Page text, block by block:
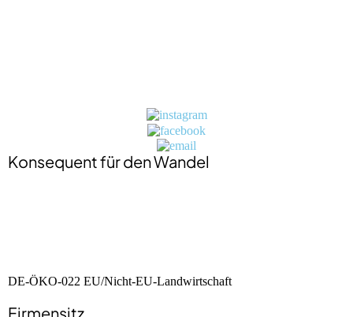
Konsequent für den Wandel
DE-ÖKO-022 EU/Nicht-EU-Landwirtschaft